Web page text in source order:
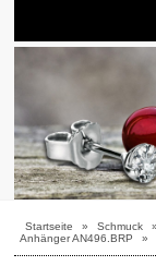
Startseite » Schmuck »
Anhänger AN496.BRP
»